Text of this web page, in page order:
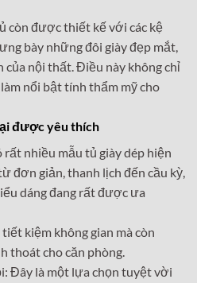
còn được thiết kế với các kệ
bày những đôi giày đẹp mắt,
của nội thất. Điều này không chỉ
nổi bật tính thẩm mỹ cho
được yêu thích
nhiều mẫu tủ giày dép hiện
đơn giản, thanh lịch đến cầu kỳ,
dáng đang rất được ưa
kiệm không gian mà còn
thoát cho căn phòng.
Đây là một lựa chọn tuyệt vời